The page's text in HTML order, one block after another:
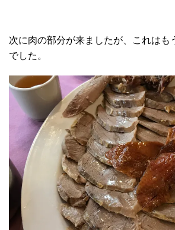
次に肉の部分が来ましたが、これはも
でした。